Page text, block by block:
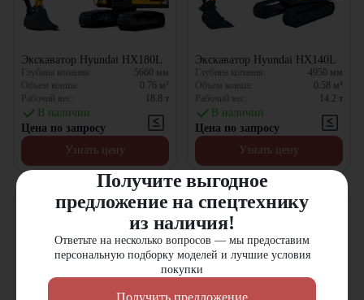
Экскаватор Hyundai HX180L
Глубина копания: 5660 мм
Объем ковша:
0.76 м³
Рабочий вес:
18.8 т
В наличии
Цена по запросу
Узнать цену
Экскаватор Hyundai HX140L
Глубина копания: 4950 мм
Объем ковша:
0.58 м³
Рабочий вес:
14.2 т
В наличии
Цена по запросу
Узнать цену
Получите выгодное
предложение на спецтехнику
из наличия!
Ответьте на несколько вопросов — мы предоставим
персональную подборку моделей и лучшие условия
покупки
Получить предложение